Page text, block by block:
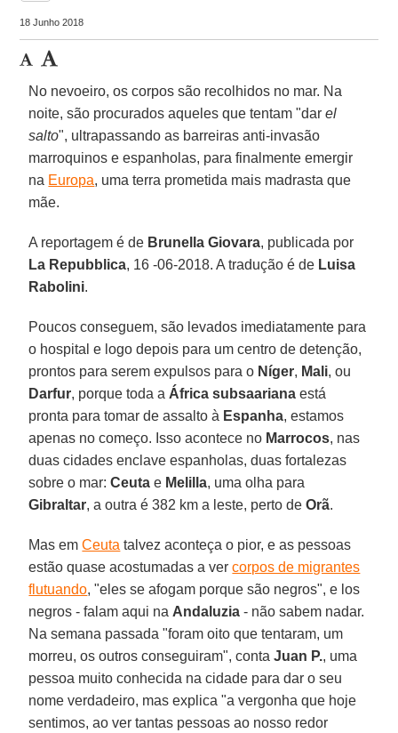
18 Junho 2018
No nevoeiro, os corpos são recolhidos no mar. Na
noite, são procurados aqueles que tentam "darel
salto", ultrapassando as barreiras anti-invasão
marroquinos e espanholas, para finalmente emergir
na Europa, uma terra prometida mais madrasta que
mãe.
A reportagem é de Brunella Giovara, publicada por
La Repubblica, 16 -06-2018. A tradução é de Luisa
Rabolini.
Poucos conseguem, são levados imediatamente para
o hospital e logo depois para um centro de detenção,
prontos para serem expulsos para o Níger, Mali, ou
Darfur, porque toda a África subsaariana está
pronta para tomar de assalto à Espanha, estamos
apenas no começo. Isso acontece no Marrocos, nas
duas cidades enclave espanholas, duas fortalezas
sobre o mar:Ceutae Melilla, uma olha para
Gibraltar, a outra é 382 km a leste, perto deOrã.
Mas emCeuta talvez aconteça o pior, e as pessoas
estão quase acostumadas a vercorpos de migrantes
flutuando, "eles se afogam porque são negros", e los
negros - falam aqui na Andaluzia - não sabem nadar.
Na semana passada "foram oito que tentaram, um
morreu, os outros conseguiram", conta Juan P., uma
pessoa muito conhecida na cidade para dar o seu
nome verdadeiro, mas explica "a vergonha que hoje
sentimos, ao ver tantas pessoas ao nosso redor